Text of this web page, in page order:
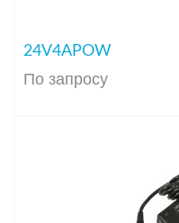
24V4APOW
По запросу